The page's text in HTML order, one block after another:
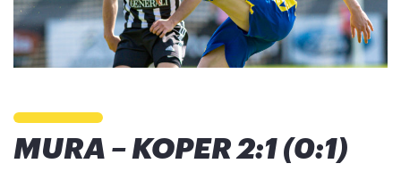
MURA – KOPER 2:1 (0:1)